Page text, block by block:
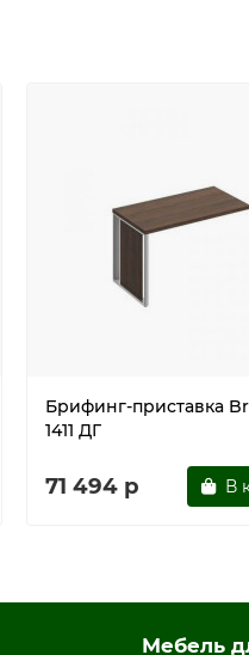
Брифинг-приставка
1411 ДГ
71 494 р В
Мебель